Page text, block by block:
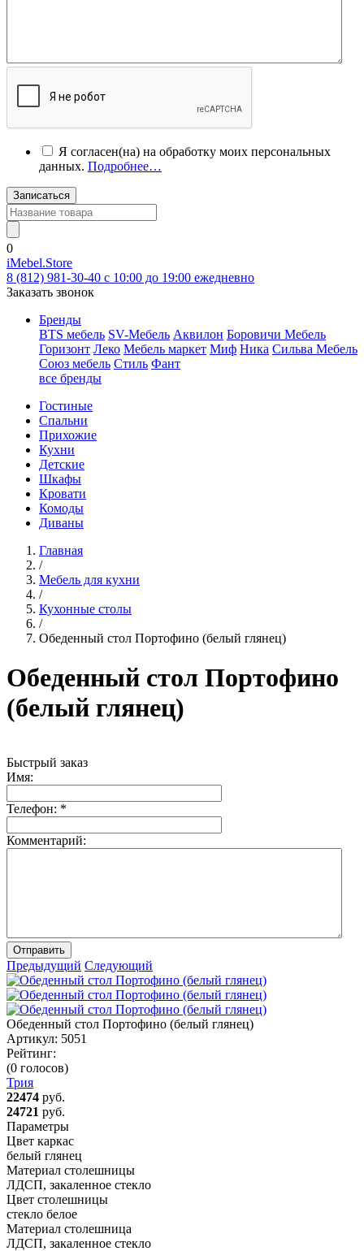
Я согласен(на) на обработку моих персональных
данных. Подробнее…
Записаться
0
iMebel.Store
8 (812) 981-30-40 c 10:00 до 19:00 ежедневно
Заказать звонок
Бренды
BTS мебель SV-Мебель Аквилон Боровичи Мебель
Горизонт Леко Мебель маркет Миф Ника Сильва Мебель
Союз мебель Стиль Фант
все бренды
Гостиные
Спальни
Прихожие
Кухни
Детские
Шкафы
Кровати
Комоды
Диваны
Главная
/
Мебель для кухни
/
Кухонные столы
/
Обеденный стол Портофино (белый глянец)
Обеденный стол Портофино
(белый глянец)
Быстрый заказ
Имя:
Телефон: *
Комментарий:
Отправить
Предыдущий Следующий
Обеденный стол Портофино (белый глянец)
Артикул: 5051
Рейтинг:
(0 голосов)
Трия
22474 руб.
24721 руб.
Параметры
Цвет каркас
белый глянец
Материал столешницы
ЛДСП, закаленное стекло
Цвет столешницы
стекло белое
Материал столешница
ЛДСП, закаленное стекло